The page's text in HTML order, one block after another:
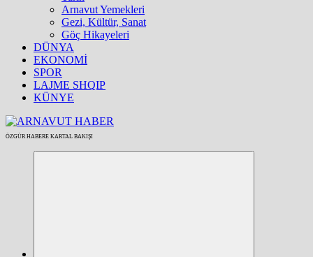
Arnavut Yemekleri
Gezi, Kültür, Sanat
Göç Hikayeleri
DÜNYA
EKONOMİ
SPOR
LAJME SHQIP
KÜNYE
ÖZGÜR HABERE KARTAL BAKIŞI